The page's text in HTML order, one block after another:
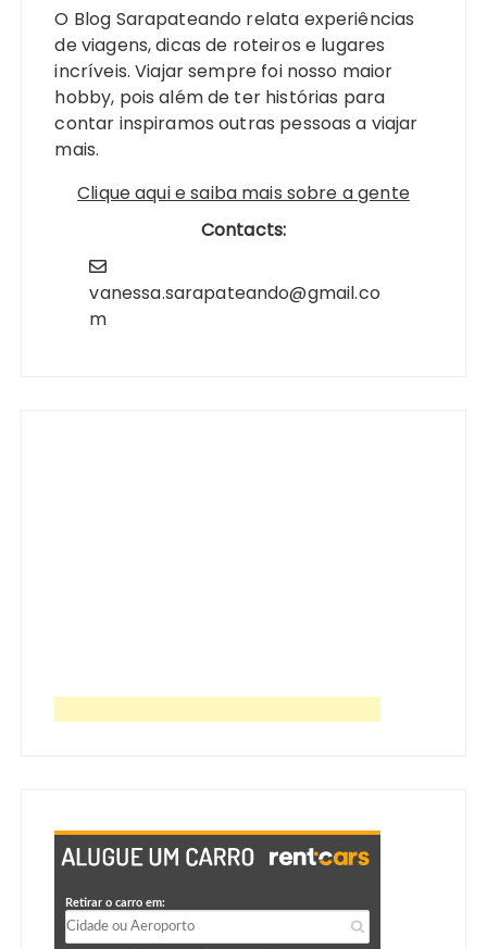
O Blog Sarapateando relata experiências
de viagens, dicas de roteiros e lugares
incríveis. Viajar sempre foi nosso maior
hobby, pois além de ter histórias para
contar inspiramos outras pessoas a viajar
mais.
Clique aqui e saiba mais sobre a gente
Contacts:
vanessa.sarapateando@gmail.co
m